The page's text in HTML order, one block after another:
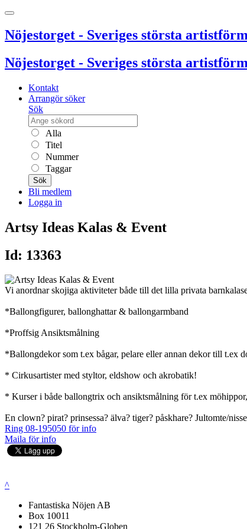
Nöjestorget - Sveriges största
Nöjestorget - Sveriges största
Kontakt
Arrangör söker
Sök
Alla
Titel
Nummer
Taggar
Sök
Bli medlem
Logga in
Artsy Ideas Kalas & Event
Id: 13363
Vi anordnar skojiga aktiviteter både till det lilla privata
*Ballongfigurer, ballonghattar & ballongarmband
*Proffsig Ansiktsmålning
*Ballongdekor som t.ex bågar, pelare eller annan dekor till t.ex
* Cirkusartister med styltor, eldshow och akrobatik!
* Kurser i både ballongtrix och ansiktsmålning för t.ex
En clown? pirat? prinsessa? älva? tiger? påskhare? Jultomte/
Ring 08-195050 för info
Maila för info
^
Fantastiska Nöjen AB
Box 10011
121 26 Stockholm-Globen